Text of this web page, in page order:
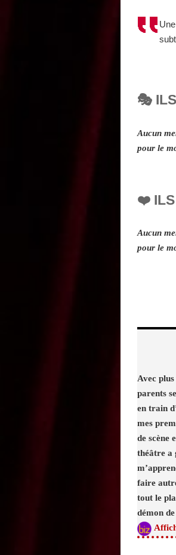
🎭
Aucun
pour le
❤️ ILS
Aucun
pour le
Avec
parents
en train
mes
de scène
théâtre a
faire
tout le
démon